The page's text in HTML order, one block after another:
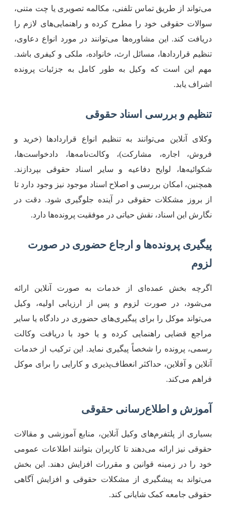
از طریق تماس تلفنی، مکالمه تصویری یا چت متنی،
حقوقی خود را مطرح کرده و راهنمایی‌های لازم را
کند. این مشاوره‌ها می‌توانند در مورد انواع دعاوی،
قراردادها، مسائل ارث، خانواده، ملکی و کیفری باشد.
این است که وکیل به طور کامل به جزئیات پرونده
یابد.
و بررسی اسناد حقوقی
آنلاین می‌توانند به تنظیم انواع قراردادها (خرید و
اجاره، مشارکت)، وکالت‌نامه‌ها، دادخواست‌ها،
لوایح دفاعیه و سایر اسناد حقوقی بپردازند.
امکان بررسی و اصلاح اسناد موجود نیز وجود دارد تا
بروز مشکلات حقوقی در آینده جلوگیری شود. دقت در
این اسناد، نقش حیاتی در موفقیت پرونده‌ها دارد.
پرونده‌ها و ارجاع حضوری در صورت
بخش عمده‌ای از خدمات به صورت آنلاین ارائه
در صورت لزوم و پس از ارزیابی اولیه، وکیل
موکل را برای پیگیری‌های حضوری در دادگاه یا سایر
قضایی راهنمایی کرده و یا خود با دریافت وکالت
پرونده را شخصاً پیگیری نماید. این ترکیب از خدمات
و آفلاین، حداکثر انعطاف‌پذیری و کارایی را برای موکل
می‌کند.
و اطلاع‌رسانی حقوقی
از پلتفرم‌های وکیل آنلاین، منابع آموزشی و مقالات
نیز ارائه می‌دهند تا کاربران بتوانند اطلاعات عمومی
را در زمینه قوانین و مقررات افزایش دهند. این بخش
به پیشگیری از مشکلات حقوقی و افزایش آگاهی
جامعه کمک شایانی کند.